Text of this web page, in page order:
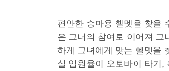
편안한 승마용 헬멧을 찾을
은 그녀의 참여로 이어져 그
하게 그녀에게 맞는 헬멧을
실 입원율이 오토바이 타기,